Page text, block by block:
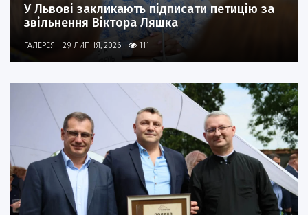
У Львові закликають підписати петицію за
звільнення Віктора Ляшка
ГАЛЕРЕЯ 29 ЛИПНЯ, 2026 111